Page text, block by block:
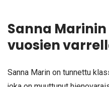
Sanna
vuosien
Sanna Marin on tunnettu